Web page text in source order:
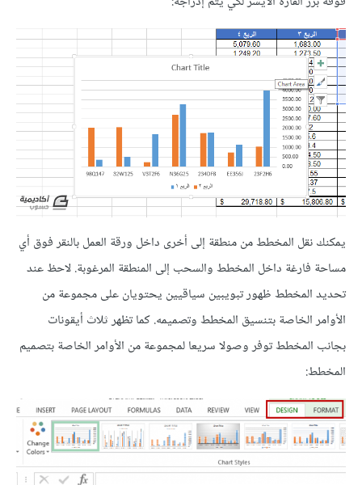
يمكنك نقل المخطط من منطقة إلى أخرى داخل ورقة العمل بالنقر فوق أي
مساحة فارغة داخل المخطط والسحب إلى المنطقة المرغوبة. لاحظ عند
تحديد المخطط ظهور تبويبين سياقيين يحتويان على مجموعة من
الأوامر الخاصة بتنسيق المخطط وتصميمه. كما تظهر ثلاث أيقونات
بجانب المخطط توفر وصولا سريعا لمجموعة من الأوامر الخاصة بتصميم
المخطط: